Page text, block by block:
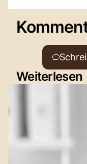
Weiterlesen